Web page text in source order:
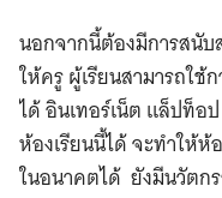
นอกจากนี้ต้องมีการสนับ
ให้ครู ผู้เรียนสามารถใช้
ได้ อินเทอร์เน็ต แล็ปท็อป
ห้องเรียนนี้ได้ จะทำให้ห้
ในอนาคตได้ ยังมีนวัตก